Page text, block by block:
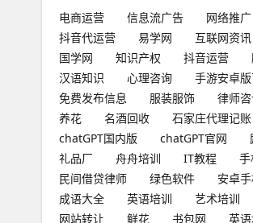
电商运营 信息流广告 网络推广
抖音代运营
易学网 互联网资讯
国学网
知识产权 抖音运营
汉语知识
心理咨询 手游安卓
免费发布信息
服装服饰 律师
养花
名酒回收 石家庄代理记账
chatGPT国内版
chatGPT官网
礼品厂
舟舟培训 IT教程
民间借贷律师
绿色软件 安卓
成语大全
英语培训 艺术培训
网站转让
鲜花 书包网 英